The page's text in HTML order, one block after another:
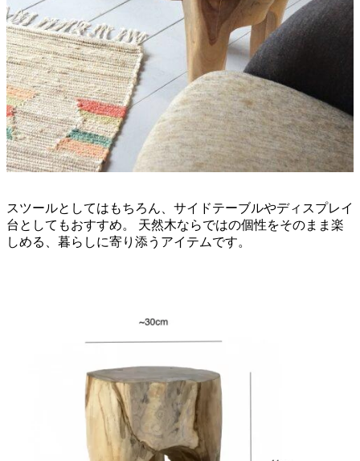
スツールとしてはもちろん、サイドテーブルやディスプレイ
台としてもおすすめ。 天然木ならではの個性をそのまま楽
しめる、暮らしに寄り添うアイテムです。